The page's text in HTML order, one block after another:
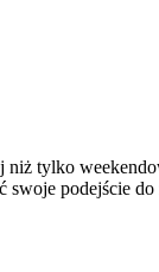
tylko
podejście